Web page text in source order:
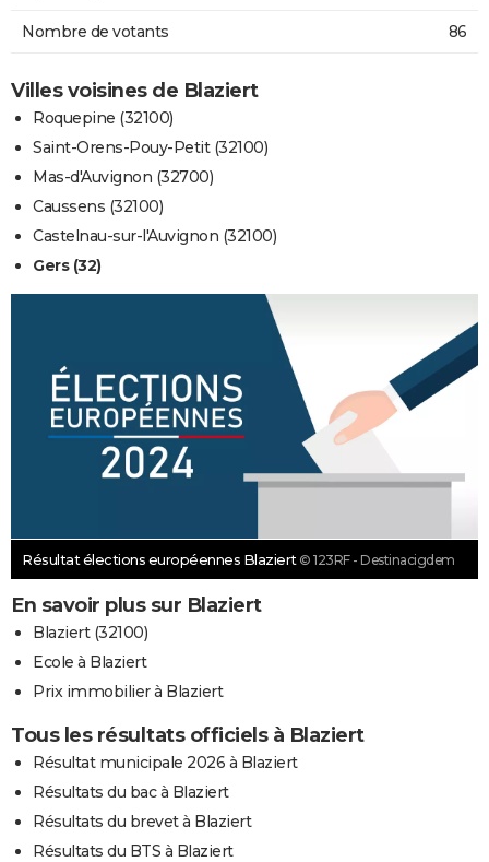
Nombre de votants 86
Villes voisines de Blaziert
Roquepine (32100)
Saint-Orens-Pouy-Petit (32100)
Mas-d'Auvignon (32700)
Caussens (32100)
Castelnau-sur-l'Auvignon (32100)
Gers (32)
Résultat élections européennes Blaziert © 123RF - Destinacigdem
En savoir plus sur Blaziert
Blaziert (32100)
Ecole à Blaziert
Prix immobilier à Blaziert
Tous les résultats officiels à Blaziert
Résultat municipale 2026 à Blaziert
Résultats du bac à Blaziert
Résultats du brevet à Blaziert
Résultats du BTS à Blaziert